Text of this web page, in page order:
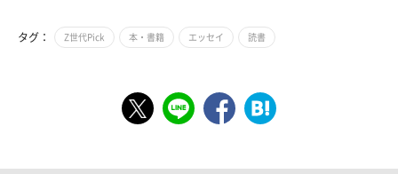
タグ： Z世代Pick 本・書籍 エッセイ 読書